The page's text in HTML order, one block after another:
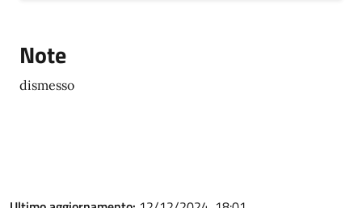
Note
dismesso